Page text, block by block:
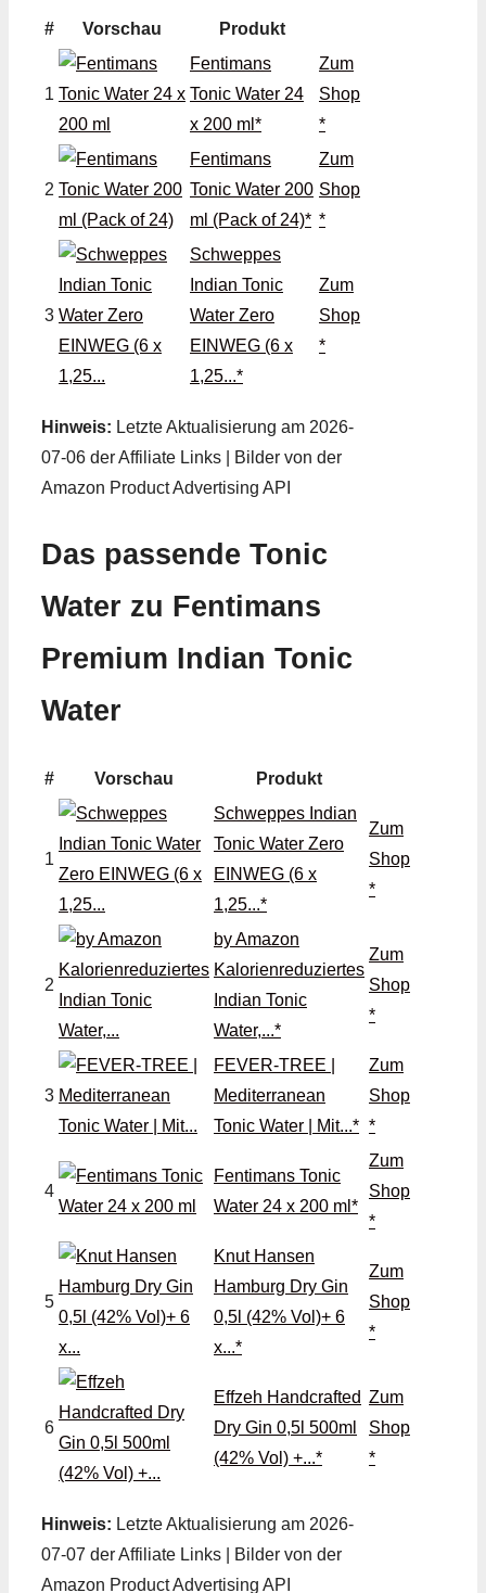
# Vorschau Produkt
1
Fentimans
Tonic Water 24
x 200 ml*
Zum
Shop
*
2
Fentimans
Tonic Water 200
ml (Pack of 24)*
Zum
Shop
*
3
Schweppes
Indian Tonic
Water Zero
EINWEG (6 x
1,25...*
Zum
Shop
*
Hinweis: Letzte Aktualisierung am 2026-
07-06 der Affiliate Links | Bilder von der
Amazon Product Advertising API
Das passende Tonic
Water zu Fentimans
Premium Indian Tonic
Water
# Vorschau Produkt
1
Schweppes Indian
Tonic Water Zero
EINWEG (6 x
1,25...*
Zum
Shop
*
2
by Amazon
Kalorienreduziertes
Indian Tonic
Water,...*
Zum
Shop
*
3
FEVER-TREE |
Mediterranean
Tonic Water | Mit...*
Zum
Shop
*
4
Fentimans Tonic
Water 24 x 200 ml*
Zum
Shop
*
5
Knut Hansen
Hamburg Dry Gin
0,5l (42% Vol)+ 6
x...*
Zum
Shop
*
6
Effzeh Handcrafted
Dry Gin 0,5l 500ml
(42% Vol) +...*
Zum
Shop
*
Hinweis: Letzte Aktualisierung am 2026-
07-07 der Affiliate Links | Bilder von der
Amazon Product Advertising API